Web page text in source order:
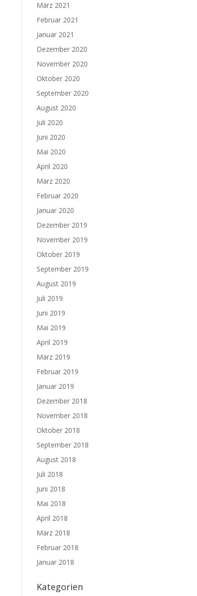
März 2021
Februar 2021
Januar 2021
Dezember 2020
November 2020
Oktober 2020
September 2020
August 2020
Juli 2020
Juni 2020
Mai 2020
April 2020
März 2020
Februar 2020
Januar 2020
Dezember 2019
November 2019
Oktober 2019
September 2019
August 2019
Juli 2019
Juni 2019
Mai 2019
April 2019
März 2019
Februar 2019
Januar 2019
Dezember 2018
November 2018
Oktober 2018
September 2018
August 2018
Juli 2018
Juni 2018
Mai 2018
April 2018
März 2018
Februar 2018
Januar 2018
Kategorien